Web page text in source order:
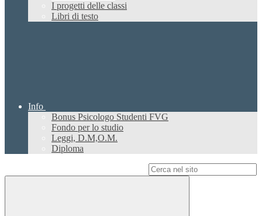
I progetti delle classi
Libri di testo
Info
Bonus Psicologo Studenti FVG
Fondo per lo studio
Leggi, D.M,O.M.
Diploma